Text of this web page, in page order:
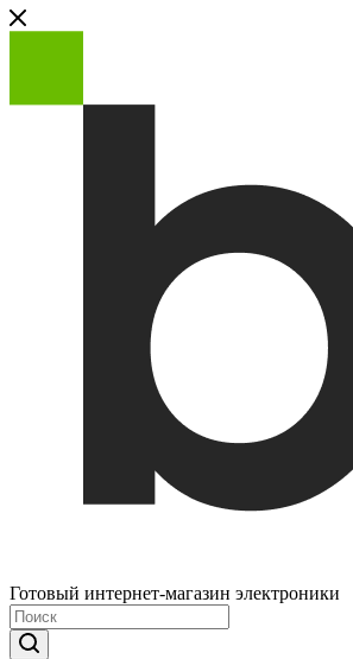
Готовый интернет-магазин электроники